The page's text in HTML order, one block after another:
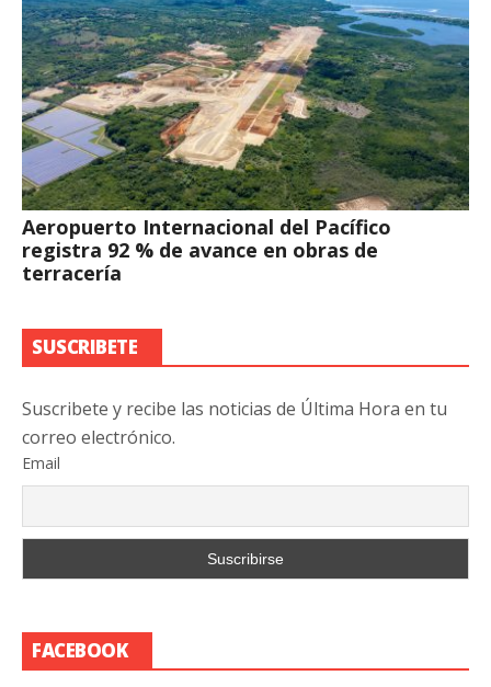
Aeropuerto Internacional del Pacífico
registra 92 % de avance en obras de
terracería
SUSCRIBETE
Suscribete y recibe las noticias de Última Hora en tu
correo electrónico.
Email
FACEBOOK